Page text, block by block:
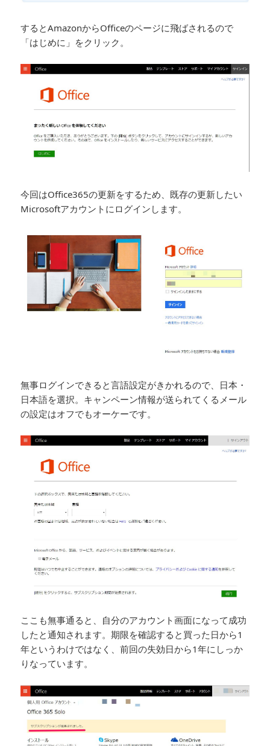
するとAmazonからOfficeのページに飛ばされるので
「はじめに」をクリック。
今回はOffice365の更新をするため、既存の更新したい
Microsoftアカウントにログインします。
無事ログインできると言語設定がきかれるので、日本・
日本語を選択。キャンペーン情報が送られてくるメール
の設定はオフでもオーケーです。
ここも無事通ると、自分のアカウント画面になって成功
したと通知されます。期限を確認すると買った日から1
年というわけではなく、前回の失効日から1年にしっか
りなっています。